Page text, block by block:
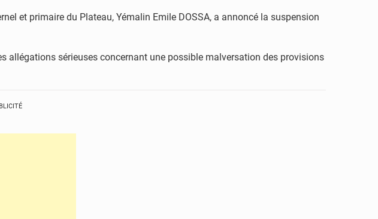
et primaire du Plateau, Yémalin Emile DOSSA, a annoncé la suspension
allégations sérieuses concernant une possible malversation des provisions